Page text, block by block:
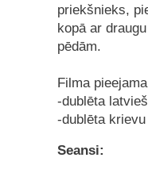
priekšnieks,
kopā ar
pēdām.
Filma
-dublēta
-dublēta
Seansi: